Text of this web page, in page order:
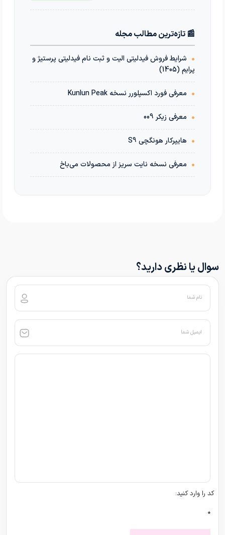
📰 تازه‌ترین مطالب مجله
• شرایط فروش فیدلیتی الیت و ثبت نام فیدلیتی پرستیژ و
پرایم (1405)
• معرفی فورد اکسپلورر نسخه Kunlun Peak
• معرفی زیکر 009
• هایپرکار هونگچی S9
• معرفی نسخه نایت سریز از محصولات می‌باخ
سوال یا نظری دارید؟
نام شما
ایمیل شما
کد را وارد کنید:
*